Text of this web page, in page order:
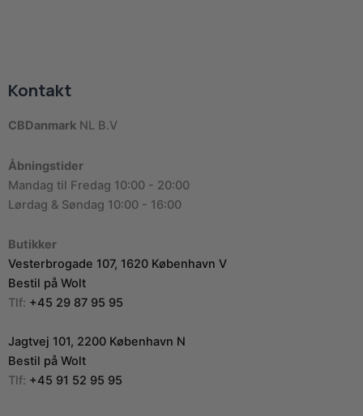
Kontakt
CBDanmark NL B.V
Åbningstider
Mandag til Fredag 10:00 - 20:00
Lørdag & Søndag 10:00 - 16:00
Butikker
Vesterbrogade 107, 1620 København V
Bestil på Wolt
Tlf: +45 29 87 95 95
Jagtvej 101, 2200 København N
Bestil på Wolt
Tlf: +45 91 52 95 95